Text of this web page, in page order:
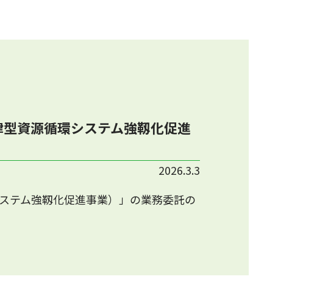
資源循環システム強靱化促進
2026.3.3
テム強靱化促進事業）」の業務委託の